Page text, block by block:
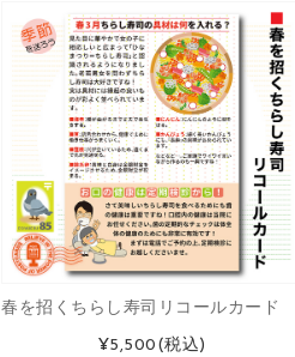
春を招くちらし寿司リコールカード
¥5,500 (税込)